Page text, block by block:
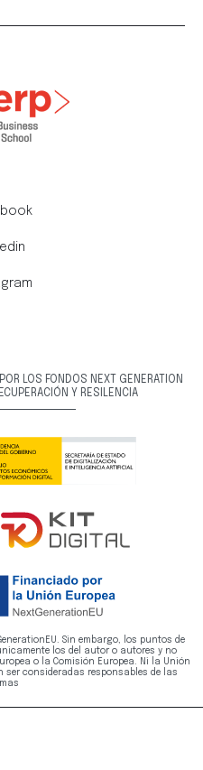
LOS FONDOS NEXT GENERATION
Y RESILENCIA
Sin embargo, los puntos de
los del autor o autores y no
o la Comisión Europea. Ni la Unión
ser consideradas responsables de las